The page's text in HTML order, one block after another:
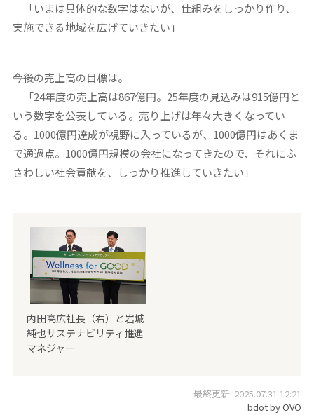
「いまは具体的な数字はないが、仕組みをしっかり作り、
実施できる地域を広げていきたい」
――今後の売上高の目標は。
「24年度の売上高は867億円。25年度の見込みは915億円と
いう数字を公表している。売り上げは年々大きくなってい
る。1000億円達成が視野に入っているが、1000億円はあくま
で通過点。1000億円規模の会社になってきたので、それにふ
さわしい社会貢献を、しっかり推進していきたい」
内田高広社長（右）と岩城
純也サステナビリティ推進
マネジャー
最終更新: 2025.07.31 12:21
bdot by OVO